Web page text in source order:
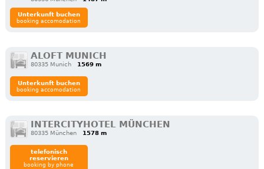
Unterkunft buchen
booking accomodation
ALOFT MUNICH
80335 Munich 1569 m
Unterkunft buchen
booking accomodation
INTERCITYHOTEL MÜNCHEN
80335 München 1578 m
telefonisch
reservieren
booking by phone